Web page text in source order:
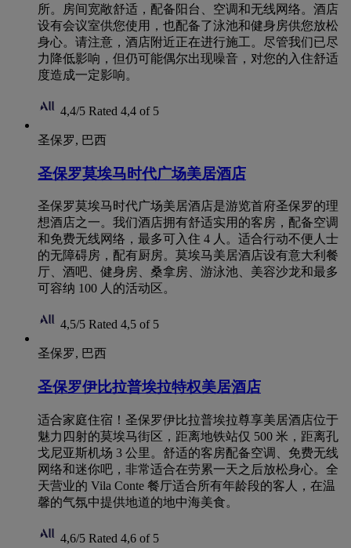
所。房间宽敞舒适，配备阳台、空调和无线网络。酒店
设有会议室供您使用，也配备了泳池和健身房供您放松
身心。请注意，酒店附近正在进行施工。尽管我们已尽
力降低影响，但仍可能偶尔出现噪音，对您的入住舒适
度造成一定影响。
4,4/5 Rated 4,4 of 5
圣保罗, 巴西
圣保罗莫埃马时代广场美居酒店
圣保罗莫埃马时代广场美居酒店是游览首府圣保罗的理
想酒店之一。我们酒店拥有舒适实用的客房，配备空调
和免费无线网络，最多可入住 4 人。适合行动不便人士
的无障碍房，配有厨房。莫埃马美居酒店设有意大利餐
厅、酒吧、健身房、桑拿房、游泳池、美容沙龙和最多
可容纳 100 人的活动区。
4,5/5 Rated 4,5 of 5
圣保罗, 巴西
圣保罗伊比拉普埃拉特权美居酒店
适合家庭住宿！圣保罗伊比拉普埃拉尊享美居酒店位于
魅力四射的莫埃马街区，距离地铁站仅 500 米，距离孔
戈尼亚斯机场 3 公里。舒适的客房配备空调、免费无线
网络和迷你吧，非常适合在劳累一天之后放松身心。全
天营业的 Vila Conte 餐厅适合所有年龄段的客人，在温
馨的气氛中提供地道的地中海美食。
4,6/5 Rated 4,6 of 5